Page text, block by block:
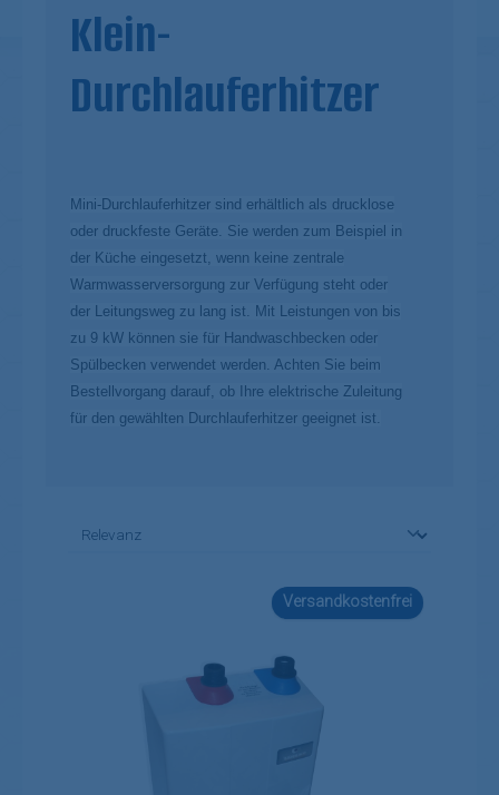
Klein-
Durchlauferhitzer
Mini-Durchlauferhitzer sind erhältlich als drucklose
oder druckfeste Geräte. Sie werden zum Beispiel in
der Küche eingesetzt, wenn keine zentrale
Warmwasserversorgung zur Verfügung steht oder
der Leitungsweg zu lang ist. Mit Leistungen von bis
zu 9 kW können sie für Handwaschbecken oder
Spülbecken verwendet werden. Achten Sie beim
Bestellvorgang darauf, ob Ihre elektrische Zuleitung
für den gewählten Durchlauferhitzer geeignet ist.
Versandkostenfrei